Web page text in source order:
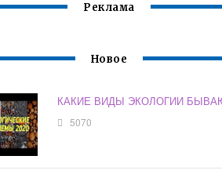
Реклама
Новое
КАКИЕ ВИДЫ ЭКОЛОГИИ
5070